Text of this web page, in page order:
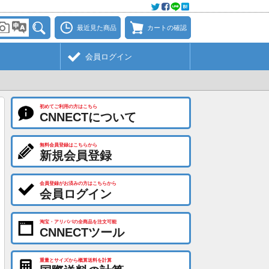
最近見た商品 カートの確認
会員ログイン
初めてご利用の方はこちら
CNNECTについて
無料会員登録はこちらから
新規会員登録
会員登録がお済みの方はこちらから
会員ログイン
淘宝・アリババの全商品を注文可能
CNNECTツール
重量とサイズから概算送料を計算